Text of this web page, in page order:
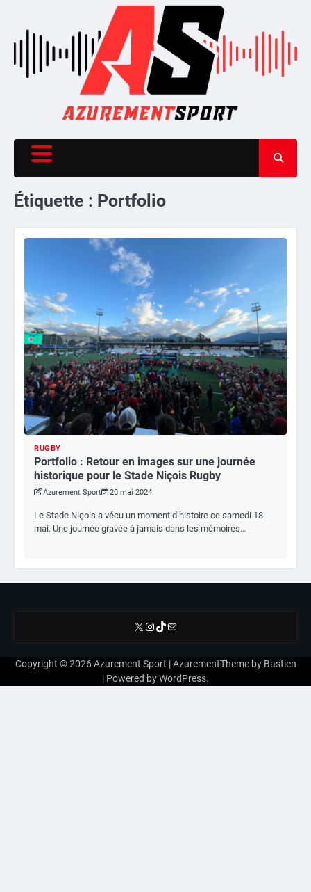
content
Étiquette : Portfolio
RUGBY
Portfolio : Retour en images sur une journée
historique pour le Stade Niçois Rugby
Azurement Sport 20 mai 2024
Le Stade Niçois a vécu un moment d’histoire ce samedi 18
mai. Une journée gravée à jamais dans les mémoires…
X Instagram
TikTok
E-mail
Copyright © 2026Azurement Sport | AzurementTheme by Bastien
| Powered byWordPress.